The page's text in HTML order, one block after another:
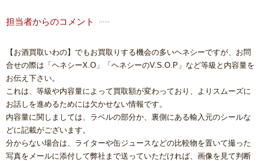
担当者からのコメント
【お酒買取いわの】でもお買取りする機会の多いヘネシーですが、お問
合せの際は「ヘネシーX.O」「ヘネシーのV.S.O.P」など等級と内容量を
お伝え下さい。
これは、等級や内容量によって買取額が変わっており、よりスムーズに
お話しを進めるためには欠かせない情報です。
内容量に関しましては、ラベルの部分か、裏側にある輸入元のシールな
どに記載がございます。
分からない場合は、ライターや缶ジュースなどの比較物を置いて撮った
写真をメールに添付して弊社まで送っていただければ、画像を見て判断